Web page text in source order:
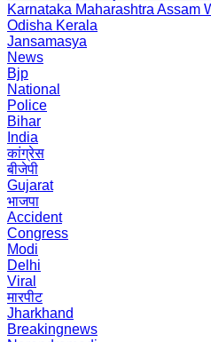
Karnataka Maharashtra Assam
Odisha Kerala
Jansamasya
News
Bjp
National
Police
Bihar
India
कांग्रेस
बीजेपी
Gujarat
भाजपा
Accident
Congress
Modi
Delhi
Viral
मारपीट
Jharkhand
Breakingnews